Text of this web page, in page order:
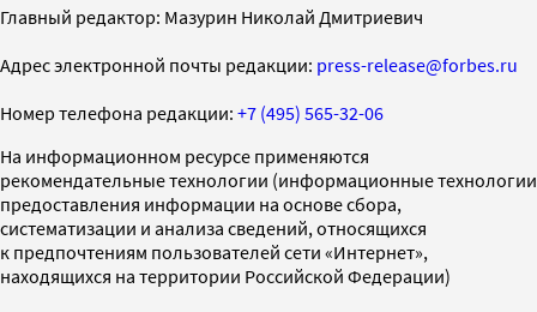
Главный редактор: Мазурин Николай Дмитриевич
Адрес электронной почты редакции: press-release@forbes.ru
Номер телефона редакции: +7 (495) 565-32-06
На информационном ресурсе применяются
рекомендательные технологии (информационные технологии
предоставления информации на основе сбора,
систематизации и анализа сведений, относящихся
к предпочтениям пользователей сети «Интернет»,
находящихся на территории Российской Федерации)